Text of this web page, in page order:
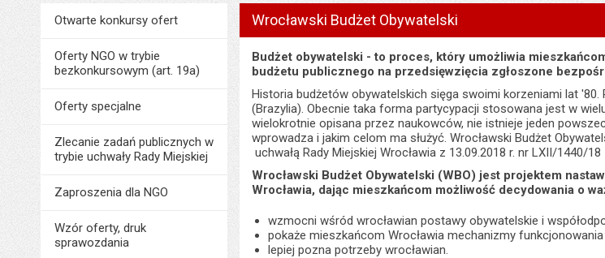
MenuOrganizacje pozarządowe
Otwarte konkursy ofert
Oferty NGO w trybie
bezkonkursowym (art. 19a)
Oferty specjalne
Zlecanie zadań publicznych w
trybie uchwały Rady Miejskiej
Zaproszenia dla NGO
Wzór oferty, druk
sprawozdania
Wrocławski Budżet Obywatelski
Budżet obywatelski - to proces, który umożliwia
budżetu publicznego na przedsięwzięcia zgłoszone
Historia budżetów obywatelskich sięga swoimi korzeniami lat
(Brazylia). Obecnie taka forma partycypacji stosowana jest w
wielokrotnie opisana przez naukowców, nie istnieje jeden
wprowadza i jakim celom ma służyć. Wrocławski Budżet
uchwałą Rady Miejskiej Wrocławia z 13.09.2018 r. nr LXII/1440/18
Wrocławski Budżet Obywatelski (WBO) jest projektem
Wrocławia, dając mieszkańcom możliwość decydowania o
wzmocni wśród wrocławian postawy obywatelskie i
pokaże mieszkańcom Wrocławia mechanizmy
lepiej pozna potrzeby wrocławian.